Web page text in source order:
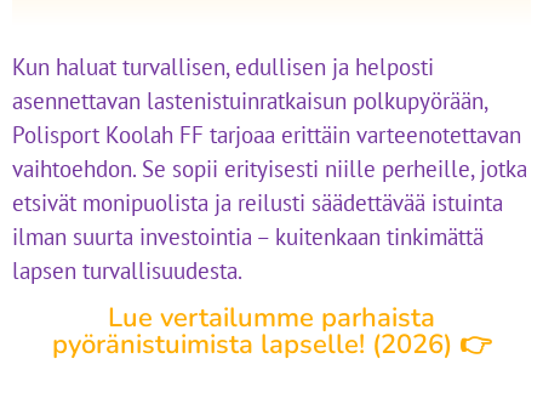
Kun haluat turvallisen, edullisen ja helposti
asennettavan lastenistuinratkaisun polkupyörään,
Polisport Koolah FF tarjoaa erittäin varteenotettavan
vaihtoehdon. Se sopii erityisesti niille perheille, jotka
etsivät monipuolista ja reilusti säädettävää istuinta
ilman suurta investointia – kuitenkaan tinkimättä
lapsen turvallisuudesta.
Lue vertailumme parhaista
pyöränistuimista lapselle! (2026) 👉